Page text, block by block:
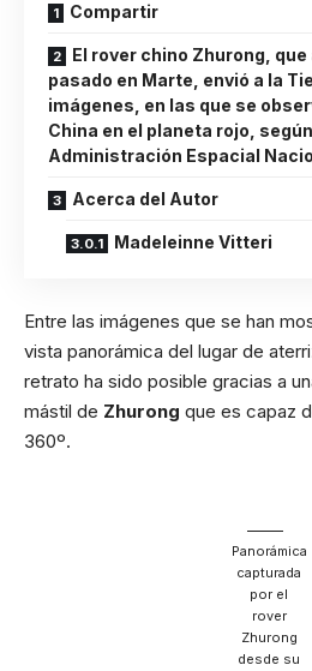
Compartir
El rover chino Zhurong,
pasado en Marte, envió a la
imágenes, en las que se
China en el planeta rojo,
Administración Espacial
Acerca del Autor
Madeleinne Vitteri
Entre las imágenes que se han
vista panorámica del lugar de
retrato ha sido posible gracias a
mástil de Zhurong que es capaz
360º.
Panorámica
capturada
por el
rover
Zhurong
desde su